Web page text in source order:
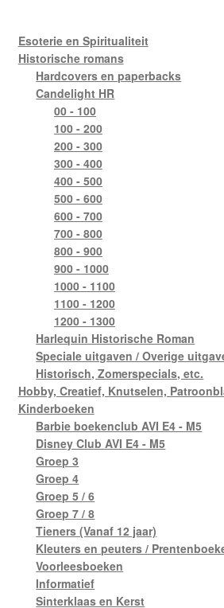
Esoterie en Spiritualiteit
Historische romans
Hardcovers en paperbacks
Candelight HR
00 - 100
100 - 200
200 - 300
300 - 400
400 - 500
500 - 600
600 - 700
700 - 800
800 - 900
900 - 1000
1000 - 1100
1100 - 1200
1200 - 1300
Harlequin Historische Roman
Speciale uitgaven / Overige
Historisch, Zomerspecials, etc.
Hobby, Creatief, Knutselen,
Kinderboeken
Barbie boekenclub AVI E4 - M5
Disney Club AVI E4 - M5
Groep 3
Groep 4
Groep 5 / 6
Groep 7 / 8
Tieners (Vanaf 12 jaar)
Kleuters en peuters /
Voorleesboeken
Informatief
Sinterklaas en Kerst